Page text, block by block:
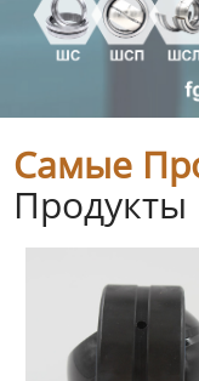
Самые
Продукты